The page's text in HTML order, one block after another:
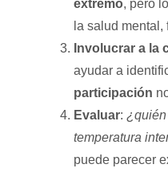
extremo, pero
la salud
Involucrar a la
ayudar a
participación
Evaluar: ¿quién
temperatura
puede parecer